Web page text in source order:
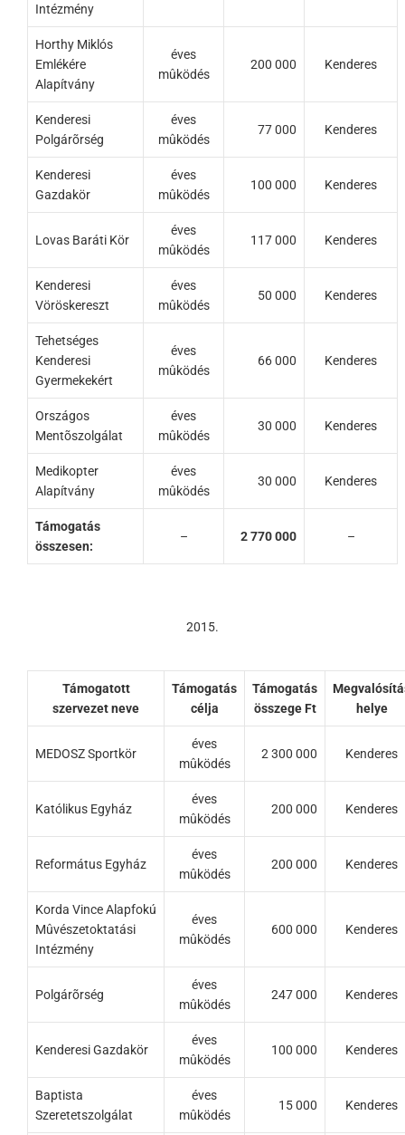
Intézmény
Horthy Miklós
Emlékére
Alapítvány
éves
mûködés
200 000 Kenderes
Kenderesi
Polgárõrség
éves
mûködés
77 000 Kenderes
Kenderesi
Gazdakör
éves
mûködés
100 000 Kenderes
Lovas Baráti Kör
éves
mûködés
117 000 Kenderes
Kenderesi
Vöröskereszt
éves
mûködés
50 000 Kenderes
Tehetséges
Kenderesi
Gyermekekért
éves
mûködés
66 000 Kenderes
Országos
Mentõszolgálat
éves
mûködés
30 000 Kenderes
Medikopter
Alapítvány
éves
mûködés
30 000 Kenderes
Támogatás
összesen:
– 2 770 000 –
2015.
Támogatott
szervezet neve
Támogatás
célja
Támogatás
összege Ft
helye
MEDOSZ Sportkör
éves
mûködés
2 300 000 Kenderes
Katólikus Egyház
éves
mûködés
200 000 Kenderes
Református Egyház
éves
mûködés
200 000 Kenderes
Korda Vince Alapfokú
Mûvészetoktatási
Intézmény
éves
mûködés
600 000 Kenderes
Polgárõrség
éves
mûködés
247 000 Kenderes
Kenderesi Gazdakör
éves
mûködés
100 000 Kenderes
Baptista
Szeretetszolgálat
éves
mûködés
15 000 Kenderes